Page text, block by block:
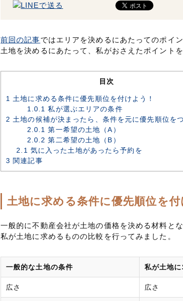
前回の記事ではエリアを決めるにあたってのポイ
土地を決めるにあたって、私がおさえたポイント
目次
1 土地に求める条件に優先順位を付けよう！
1.0.1 私が選ぶエリアの条件
2 土地の候補が決まったら、条件を元に優先順位を
2.0.1 第一希望の土地（A）
2.0.2 第二希望の土地（B）
2.1 気に入った土地があったら予約を
3 関連記事
土地に求める条件に優先順位を付
一般的に不動産会社が土地の価格を決める材料と
私が土地に求めるものの比較を行ってみました。
一般的な土地の条件 私が土地
広さ 広さ